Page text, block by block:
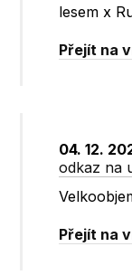
lesem x
Přejít na
04. 12.
odkaz na
Přejít na